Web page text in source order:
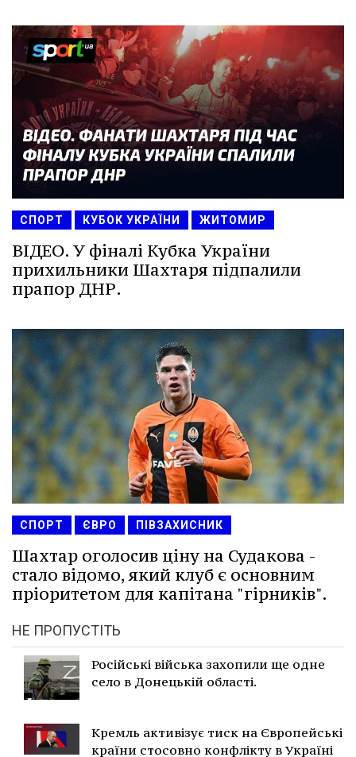
СПОРТ КУБОК УКРАЇНИ ЖИТОМИР
ВІДЕО. У фіналі Кубка України
прихильники Шахтаря підпалили
прапор ДНР.
СПОРТ ЄВРО ПІВЗАХИСНИК
Шахтар оголосив ціну на Судакова -
стало відомо, який клуб є основним
пріоритетом для капітана "гірників".
НЕ ПРОПУСТІТЬ
Російські війська захопили ще одне
село в Донецькій області.
Кремль активізує тиск на Європейські
країни стосовно конфлікту в Україні